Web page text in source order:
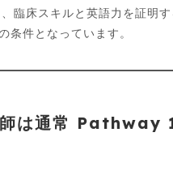
臨床スキルと英語力を証明す
条件となっています。
は通常 Pathway